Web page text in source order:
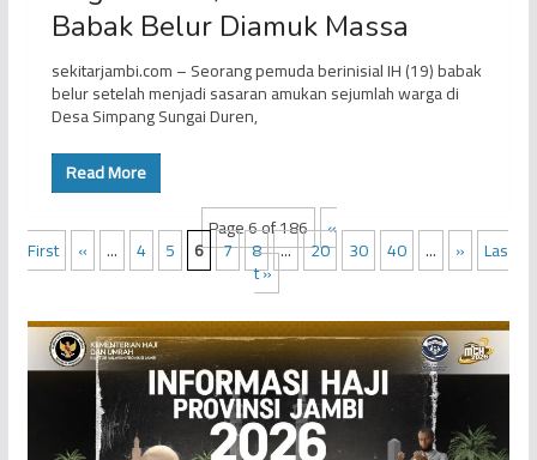
Babak Belur Diamuk Massa
sekitarjambi.com – Seorang pemuda berinisial IH (19) babak
belur setelah menjadi sasaran amukan sejumlah warga di
Desa Simpang Sungai Duren,
Read More
Page 6 of 186
«
First « ... 4 5 6 7 8 ... 20 30 40 ... » Las
t »